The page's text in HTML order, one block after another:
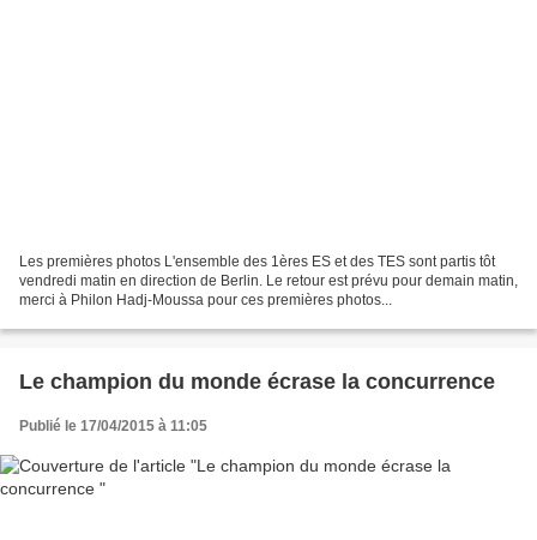
Les premières photos L'ensemble des 1ères ES et des TES sont partis tôt
vendredi matin en direction de Berlin. Le retour est prévu pour demain matin,
merci à Philon Hadj-Moussa pour ces premières photos...
Le champion du monde écrase la concurrence
Publié le 17/04/2015 à 11:05